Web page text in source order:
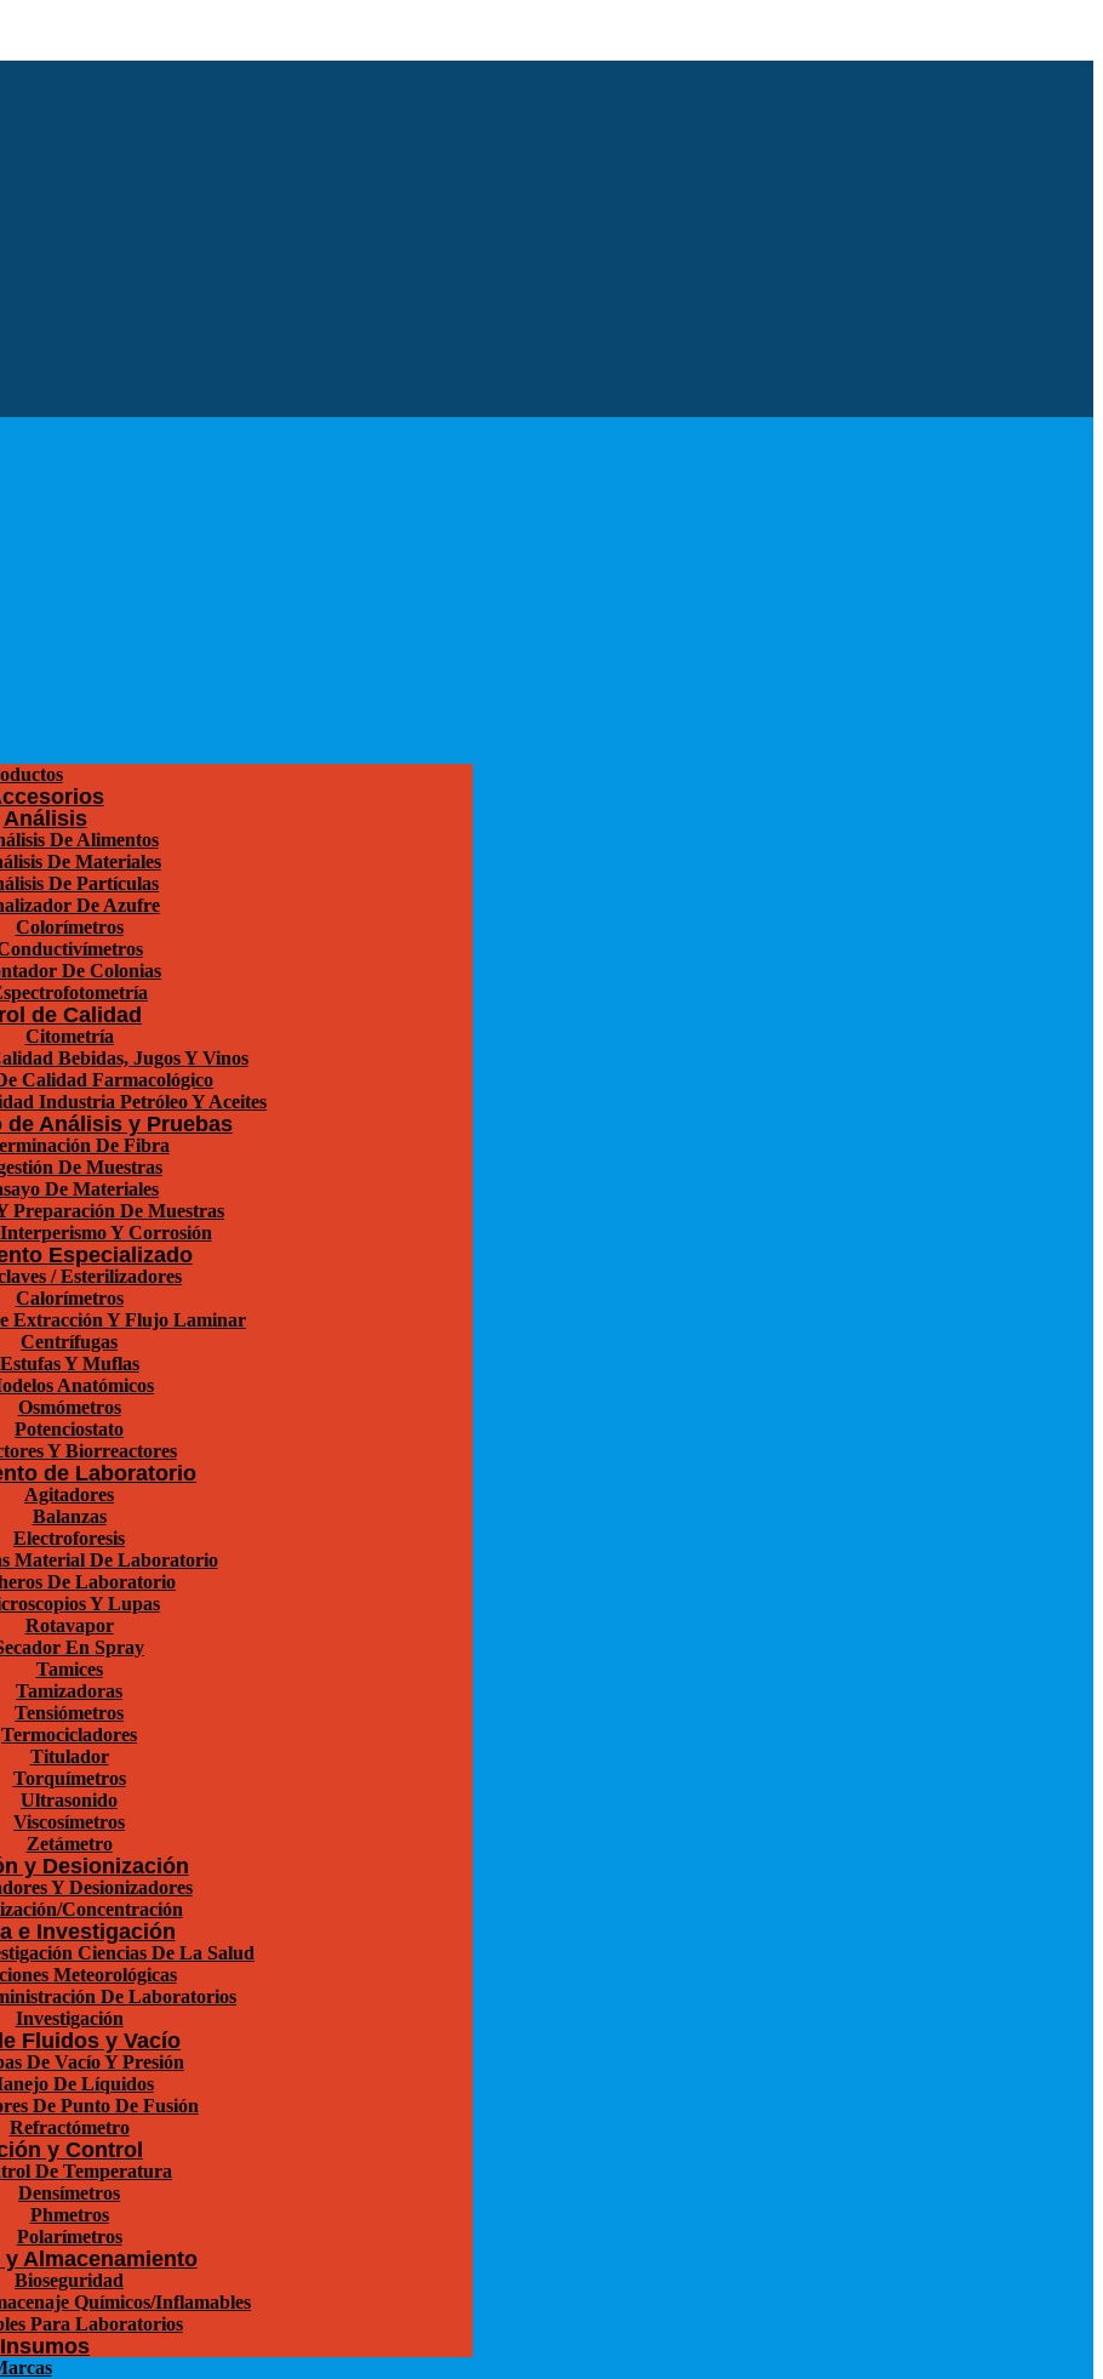
Análisis
De Alimentos
De Materiales
De Partículas
De Azufre
Colorímetros
De Colonias
de Calidad
Citometría
Bebidas, Jugos Y Vinos
Calidad Farmacológico
Industria Petróleo Y Aceites
de Análisis y Pruebas
De Fibra
De Muestras
De Materiales
Preparación De Muestras
Y Corrosión
Especializado
/ Esterilizadores
Calorímetros
Extracción Y Flujo Laminar
Centrífugas
Estufas Y Muflas
Anatómicos
Osmómetros
Potenciostato
Y Biorreactores
de Laboratorio
Agitadores
Balanzas
Electroforesis
Material De Laboratorio
De Laboratorio
Y Lupas
Rotavapor
En Spray
Tamices
Tamizadoras
Tensiómetros
Termocicladores
Titulador
Torquímetros
Ultrasonido
Viscosímetros
Zetámetro
y Desionización
Y Desionizadores
Concentración
e Investigación
Ciencias De La Salud
Meteorológicas
De Laboratorios
Investigación
Fluidos y Vacío
De Vacío Y Presión
De Líquidos
De Punto De Fusión
Refractómetro
y Control
De Temperatura
Densímetros
Phmetros
Polarímetros
Almacenamiento
Bioseguridad
Químicos/Inflamables
Para Laboratorios
Insumos